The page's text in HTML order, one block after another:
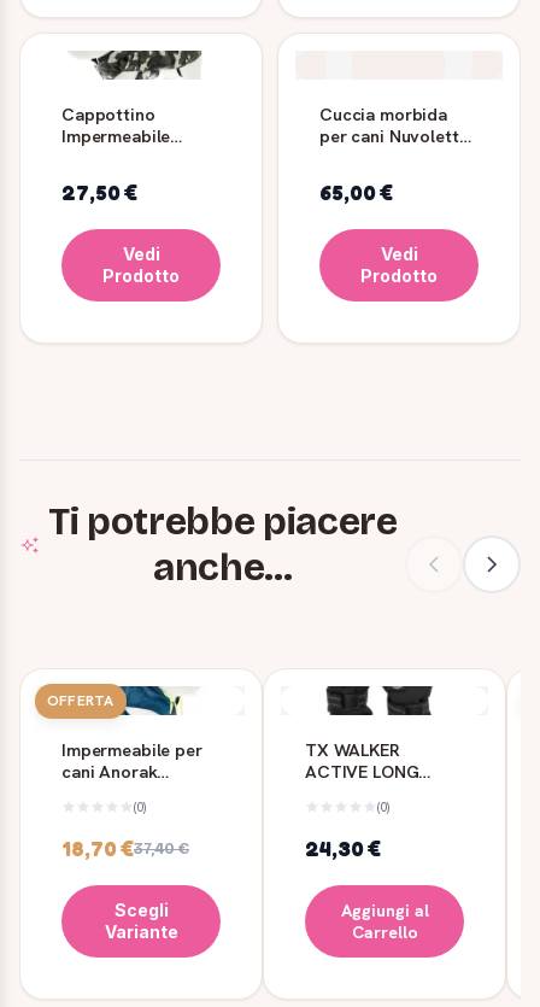
Cappottino
Impermeabile
Ferribiella
27,50 €
Vedi
Prodotto
Cuccia morbida
per cani Nuvoletta
65,00 €
Vedi
Prodotto
Ti potrebbe piacere
anche...
OFFERTA
Impermeabile per
cani Anorak
(0)
18,70 €37,40 €
Scegli
Variante
TX WALKER
ACTIVE LONG
ZAMPE XL - TRIXIE
(0)
24,30 €
Aggiungi al
Carrello